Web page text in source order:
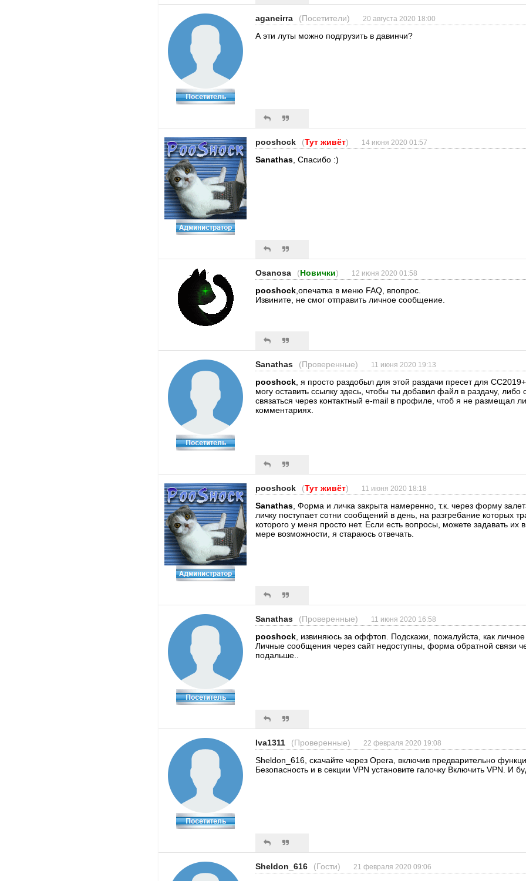
aganeirra (Посетители) 20 августа 2020 18:00
А эти луты можно подгрузить в давинчи?
pooshock (Тут живёт) 14 июня 2020 01:57
Sanathas , Спасибо :)
Osanosa (Новички) 12 июня 2020 01:58
pooshock ,опечатка в меню FAQ, впопрос.
Извините, не смог отправить личное сообщение.
Sanathas (Проверенные) 11 июня 2020 19:13
pooshock , я просто раздобыл для этой раздачи пресет для
могу оставить ссылку здесь, чтобы ты добавил файл в раздачу,
связаться через контактный e-mail в профиле, чтоб я не размещал
комментариях.
pooshock (Тут живёт) 11 июня 2020 18:18
Sanathas , Форма и личка закрыта намеренно, т.к. через форму
личку поступает сотни сообщений в день, на разгребание которых
которого у меня просто нет. Если есть вопросы, можете задавать их
мере возможности, я стараюсь отвечать.
Sanathas (Проверенные) 11 июня 2020 16:58
pooshock , извиняюсь за оффтоп. Подскажи, пожалуйста, как
Личные сообщения через сайт недоступны, форма обратной связи
подальше..
Iva1311 (Проверенные) 22 февраля 2020 19:08
Sheldon_616, скачайте через Opera, включив предварительно
Безопасность и в секции VPN установите галочку Включить VPN. И
Sheldon_616 (Гости) 21 февраля 2020 09:06